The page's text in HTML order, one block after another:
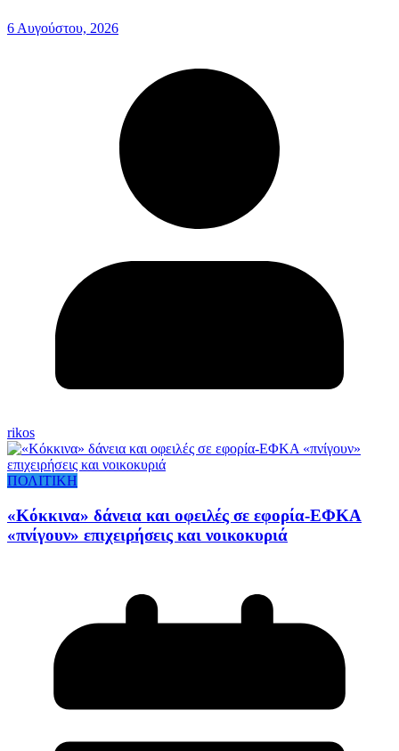
6 Αυγούστου, 2026
rikos
ΠΟΛΙΤΙΚΗ
«Κόκκινα» δάνεια και οφειλές σε εφορία-ΕΦΚΑ
«πνίγουν» επιχειρήσεις και νοικοκυριά